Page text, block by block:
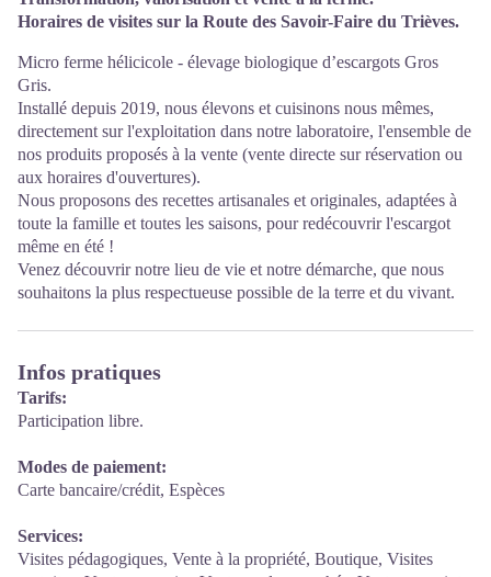
Horaires de visites sur la Route des Savoir-Faire du Trièves.
Micro ferme hélicicole - élevage biologique d’escargots Gros
Gris.
Installé depuis 2019, nous élevons et cuisinons nous mêmes,
directement sur l'exploitation dans notre laboratoire, l'ensemble de
nos produits proposés à la vente (vente directe sur réservation ou
aux horaires d'ouvertures).
Nous proposons des recettes artisanales et originales, adaptées à
toute la famille et toutes les saisons, pour redécouvrir l'escargot
même en été !
Venez découvrir notre lieu de vie et notre démarche, que nous
souhaitons la plus respectueuse possible de la terre et du vivant.
Infos pratiques
Tarifs:
Participation libre.
Modes de paiement:
Carte bancaire/crédit, Espèces
Services:
Visites pédagogiques, Vente à la propriété, Boutique, Visites